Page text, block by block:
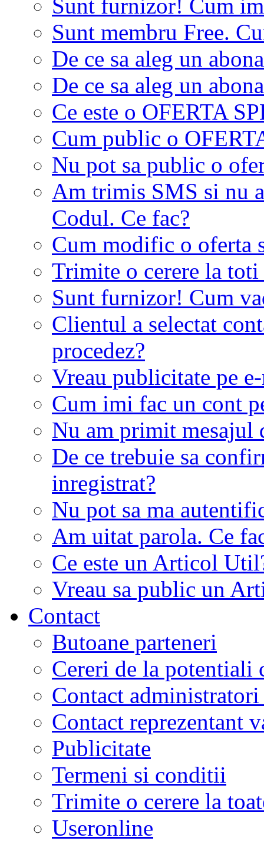
Sunt furnizor! Cum
Sunt membru Free.
De ce sa aleg un
De ce sa aleg un
Ce este o OFERTA
Cum public o
Nu pot sa public o
Am trimis SMS si nu
Codul. Ce fac?
Cum modific o oferta
Trimite o cerere la
Sunt furnizor! Cum
Clientul a selectat
procedez?
Vreau publicitate pe
Cum imi fac un cont
Nu am primit mesajul
De ce trebuie sa
inregistrat?
Nu pot sa ma
Am uitat parola. Ce
Ce este un Articol
Vreau sa public un
Contact
Butoane parteneri
Cereri de la potentiali
Contact
Contact reprezentant
Publicitate
Termeni si conditii
Trimite o cerere la
Useronline